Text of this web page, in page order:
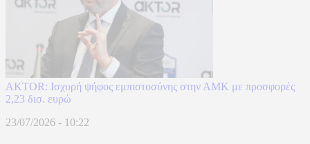
AKTOR: Ισχυρή ψήφος εμπιστοσύνης στην ΑΜΚ με προσφορές
2,23 δισ. ευρώ
23/07/2026 - 10:22